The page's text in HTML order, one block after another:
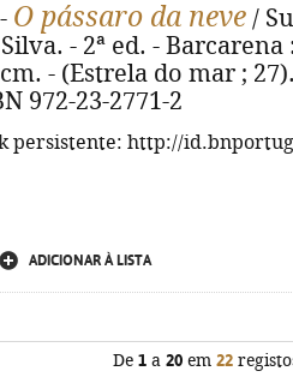
O pássaro da neve /
- 2ª ed. -
- (Estrela do mar ;
972-23-2771-2
persistente: http://
ADICIONAR À LISTA
De 1a 20em 22